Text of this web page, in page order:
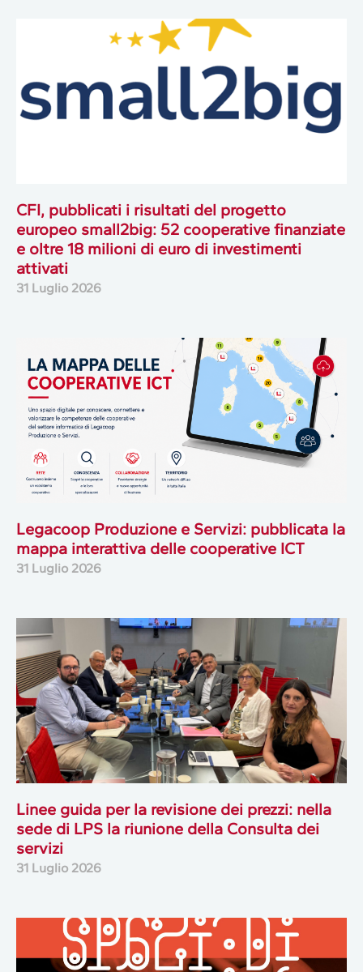
CFI, pubblicati i risultati del progetto
europeo small2big: 52 cooperative finanziate
e oltre 18 milioni di euro di investimenti
attivati
31 Luglio 2026
Legacoop Produzione e Servizi: pubblicata la
mappa interattiva delle cooperative ICT
31 Luglio 2026
Linee guida per la revisione dei prezzi: nella
sede di LPS la riunione della Consulta dei
servizi
31 Luglio 2026